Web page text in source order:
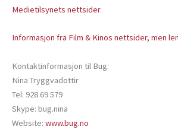
Medietilsynets nettsider.
Informasjon fra Film & Kinos nettsider, men
Kontaktinformasjon til Bug:
Nina Tryggvadottir
Tel: 928 69 579
Skype: bug.nina
Website: www.bug.no